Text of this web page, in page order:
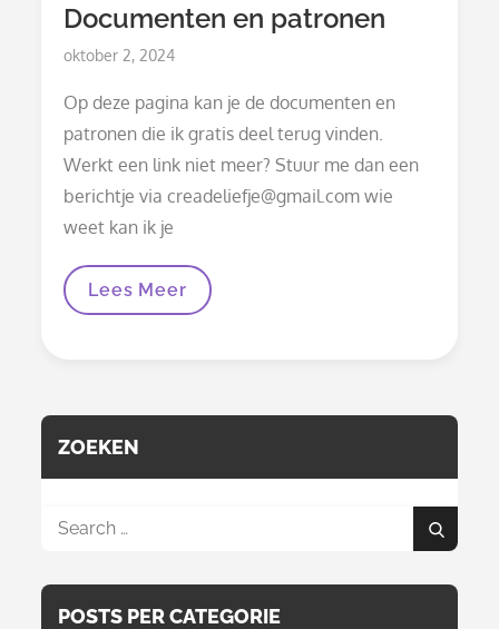
Documenten en patronen
Posted
oktober 2, 2024
Op deze pagina kan je de documenten en
patronen die ik gratis deel terug vinden.
Werkt een link niet meer? Stuur me dan een
berichtje via creadeliefje@gmail.com wie
weet kan ik je
Documenten
Lees Meer
ZOEKEN
Search
Search
POSTS PER CATEGORIE